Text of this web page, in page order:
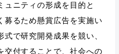
ュニティの形成を目的と
募るため懸賞広告を実施い
で研究開発成果を競い、
交付することで、社会への